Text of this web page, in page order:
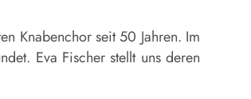
Knabenchor seit 50 Jahren. Im
Eva Fischer stellt uns deren